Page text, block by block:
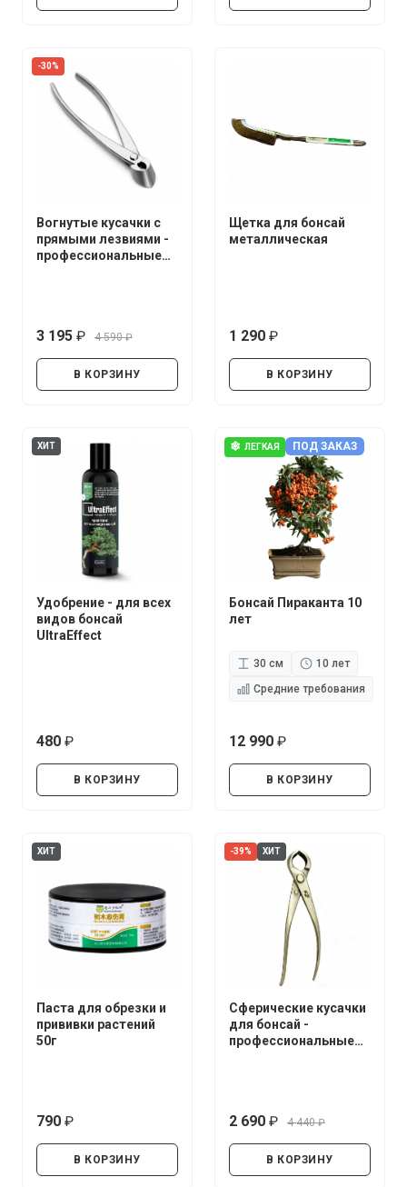
-30%
Вогнутые кусачки с
прямыми лезвиями -
профессиональные
3 195
4 590
В КОРЗИНУ
Щетка для бонсай
металлическая
1 290
В КОРЗИНУ
ХИТ
Удобрение - для всех
видов бонсай
UltraEffect
480
В КОРЗИНУ
❄ ЛЕГКАЯ ПОД ЗАКАЗ
Бонсай Пираканта 10
лет
30 см
10 лет
Средние требования
12 990
В КОРЗИНУ
ХИТ
Паста для обрезки и
прививки растений
50г
790
В КОРЗИНУ
-39% ХИТ
Сферические кусачки
для бонсай -
профессиональные
2 690
4 440
В КОРЗИНУ